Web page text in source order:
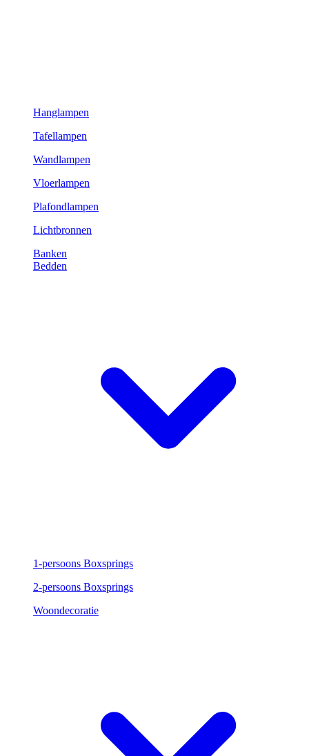
Hanglampen
Tafellampen
Wandlampen
Vloerlampen
Plafondlampen
Lichtbronnen
Banken
Bedden
1-persoons Boxsprings
2-persoons Boxsprings
Woondecoratie